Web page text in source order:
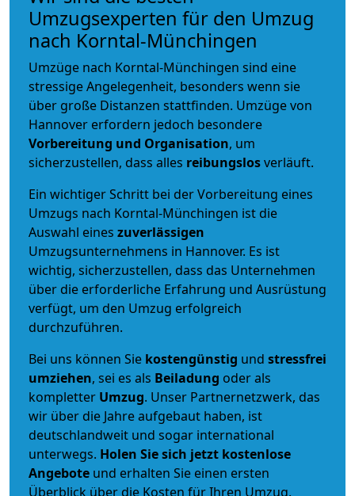
Umzugsexperten für den Umzug
nach Korntal-Münchingen
Umzüge nach Korntal-Münchingen sind eine
stressige Angelegenheit, besonders wenn sie
über große Distanzen stattfinden. Umzüge von
Hannover erfordern jedoch besondere
Vorbereitung und Organisation, um
sicherzustellen, dass alles reibungslosverläuft.
Ein wichtiger Schritt bei der Vorbereitung eines
Umzugs nach Korntal-Münchingen ist die
Auswahl eines zuverlässigen
Umzugsunternehmens in Hannover. Es ist
wichtig, sicherzustellen, dass das Unternehmen
über die erforderliche Erfahrung und Ausrüstung
verfügt, um den Umzug erfolgreich
durchzuführen.
Bei uns können Sie kostengünstig und stressfrei
umziehen, sei es als Beiladung oder als
kompletter Umzug. Unser Partnernetzwerk, das
wir über die Jahre aufgebaut haben, ist
deutschlandweit und sogar international
unterwegs. Holen Sie sich jetzt kostenlose
Angebote und erhalten Sie einen ersten
Überblick über die Kosten für Ihren Umzug.